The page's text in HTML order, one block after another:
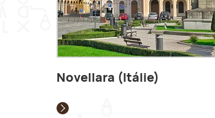
Novellara (Itálie)